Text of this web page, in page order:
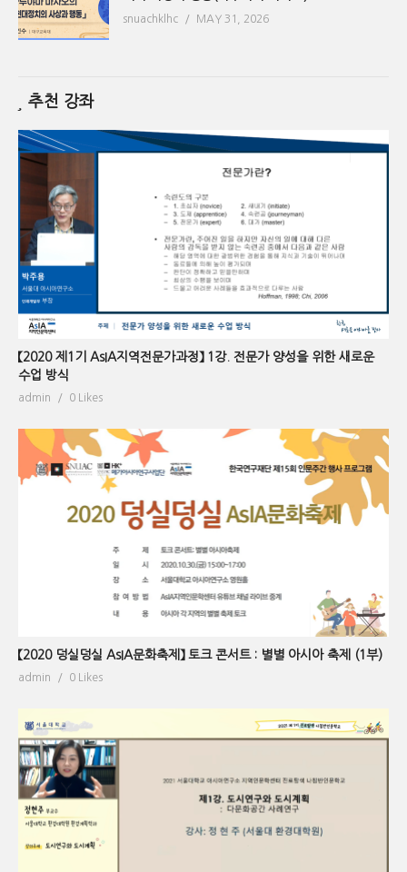
snuachklhc MAY 31, 2026
추천 강좌
【2020 제1기 AsIA지역전문가과정】 1강. 전문가 양성을 위한 새로운
수업 방식
admin 0 Likes
【2020 덩실덩실 AsIA문화축제】 토크 콘서트 : 별별 아시아 축제 (1부)
admin 0 Likes